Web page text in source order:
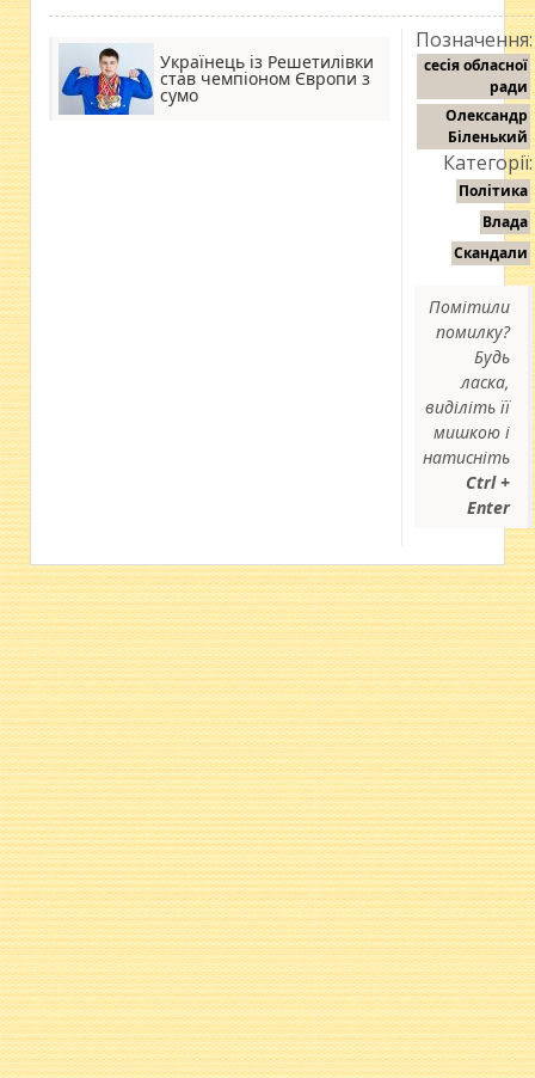
Українець із Решетилівки
став чемпіоном Європи з
сумо
Позначення:
сесія обласної
ради
Олександр
Біленький
Категорії:
Політика
Влада
Скандали
Помітили
помилку?
Будь
ласка,
виділіть її
мишкою і
натисніть
Ctrl +
Enter